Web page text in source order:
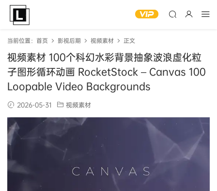
当前位置： 首页 影视后期 视频素材 正文
视频素材 100个科幻水彩背景抽象波浪虚化粒
子图形循环动画 RocketStock – Canvas 100
Loopable Video Backgrounds
2026-05-31 视频素材